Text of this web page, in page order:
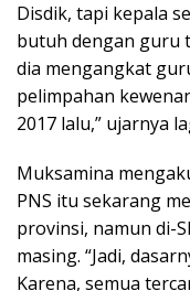
Disdik, tapi kepala
butuh dengan guru
dia mengangkat
pelimpahan
2017 lalu,” ujarnya
Muksamina
PNS itu sekarang
provinsi, namun di-
masing. “Jadi,
Karena, semua